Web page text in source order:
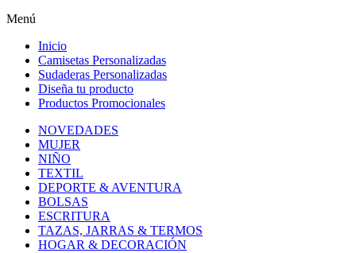
Menú
Inicio
Camisetas Personalizadas
Sudaderas Personalizadas
Diseña tu producto
Productos Promocionales
NOVEDADES
MUJER
NIÑO
TEXTIL
DEPORTE & AVENTURA
BOLSAS
ESCRITURA
TAZAS, JARRAS & TERMOS
HOGAR & DECORACIÓN